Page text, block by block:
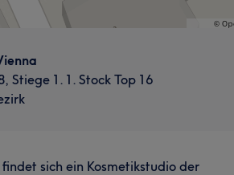
Stiege 1. 1. Stock Top 16
sich ein Kosmetikstudio der